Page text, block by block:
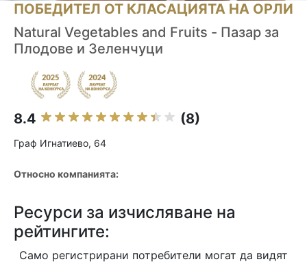
ПОБЕДИТЕЛ ОТ КЛАСАЦИЯТА НА ОРЛИ
Natural Vegetables and Fruits - Пазар за
Плодове и Зеленчуци
8.4 (8)
Граф Игнатиево, 64
Относно компанията:
Ресурси за изчисляване на
рейтингите:
Само регистрирани потребители могат да видят